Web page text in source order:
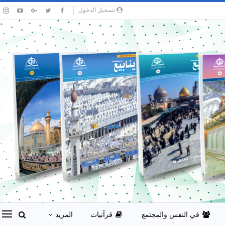
تسجيل الدخول
في النفس والمجتمع قرآنيات المزيد